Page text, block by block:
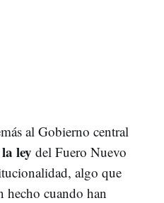
al Gobierno central
ley del Fuero Nuevo
algo que
hecho cuando han